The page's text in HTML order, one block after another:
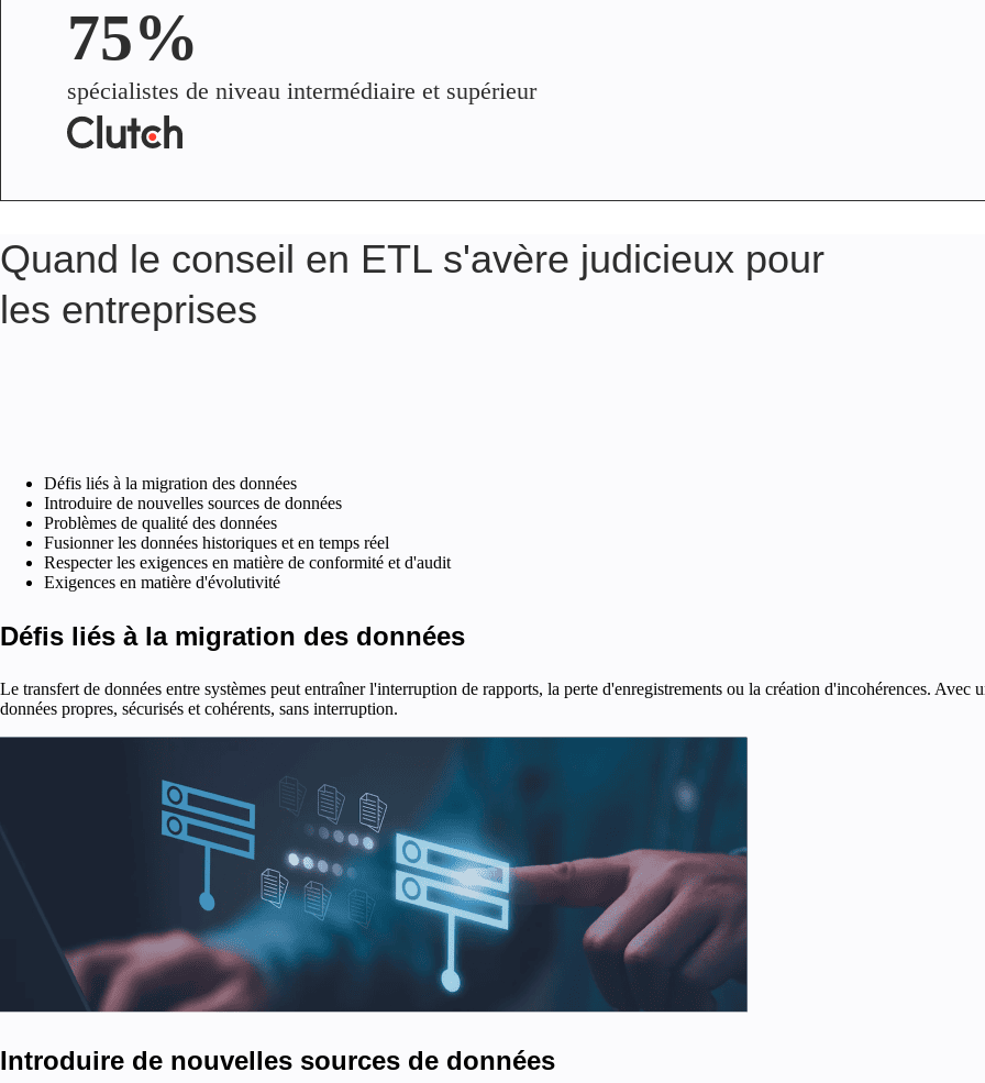
75%
spécialistes de niveau intermédiaire et supérieur
Quand le conseil en ETL s'avère judicieux pour
les entreprises
Défis liés à la migration des données
Introduire de nouvelles sources de données
Problèmes de qualité des données
Fusionner les données historiques et en temps réel
Respecter les exigences en matière de conformité et d'audit
Exigences en matière d'évolutivité
Défis liés à la migration des données
Le transfert de données entre systèmes peut entraîner l'interruption de rapports, la perte d'enregistrements ou la création d'incohérences.
données propres, sécurisés et cohérents, sans interruption.
Introduire de nouvelles sources de données